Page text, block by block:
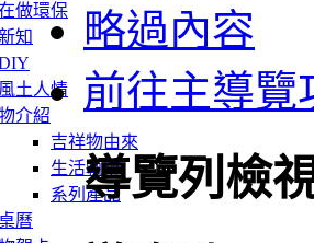
做環保
知
土人情
介紹
吉祥物由來
生活軌跡
系列產品
曆
略過內容
前往主導覽
導覽列檢